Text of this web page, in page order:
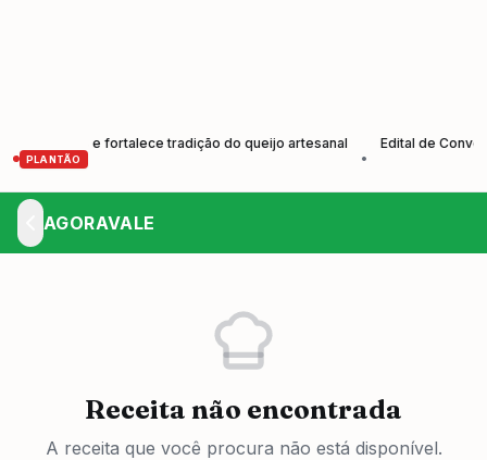
PLANTÃO
e fortalece tradição do queijo artesanal
Edital de
AGORAVALE
Receita não encontrada
A receita que você procura não está disponível.